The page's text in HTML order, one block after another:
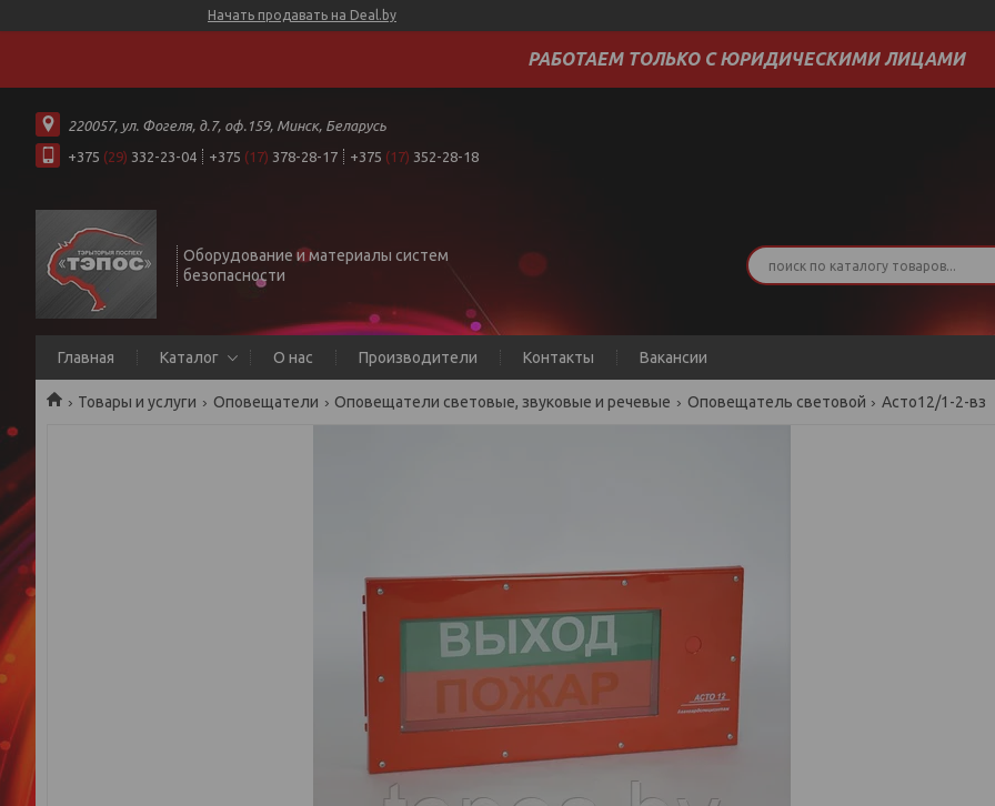
Начать продавать на Deal.by
РАБОТАЕМ ТОЛЬКО С ЮРИДИЧЕСКИМИ ЛИЦАМИ
220057, ул. Фогеля, д.7, оф.159, Минск, Беларусь
+375 (29) 332-23-04 +375 (17) 378-28-17 +375 (17) 352-28-18
Оборудование и материалы систем
безопасности
Главная Каталог О нас Производители Контакты Вакансии
Товары и услуги Оповещатели Оповещатели световые, звуковые и речевые Оповещатель световой Асто12/1-2-вз